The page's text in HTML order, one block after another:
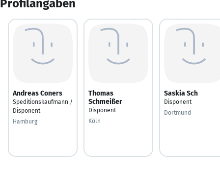
Profilangaben
Andreas Coners
Speditionskaufmann /
Disponent
Hamburg
Thomas
Schmeißer
Disponent
Köln
Saskia Sch
Disponent
Dortmund